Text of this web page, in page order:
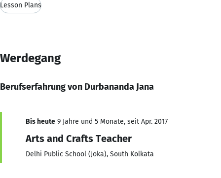
Lesson Plans
Werdegang
Berufserfahrung von Durbananda Jana
Bis heute 9 Jahre und 5 Monate, seit Apr. 2017
Arts and Crafts Teacher
Delhi Public School (Joka), South Kolkata